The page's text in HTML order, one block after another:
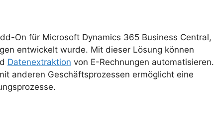
On für Microsoft Dynamics 365 Business Central,
entwickelt wurde. Mit dieser Lösung können
Datenextraktion von E-Rechnungen automatisieren.
anderen Geschäftsprozessen ermöglicht eine